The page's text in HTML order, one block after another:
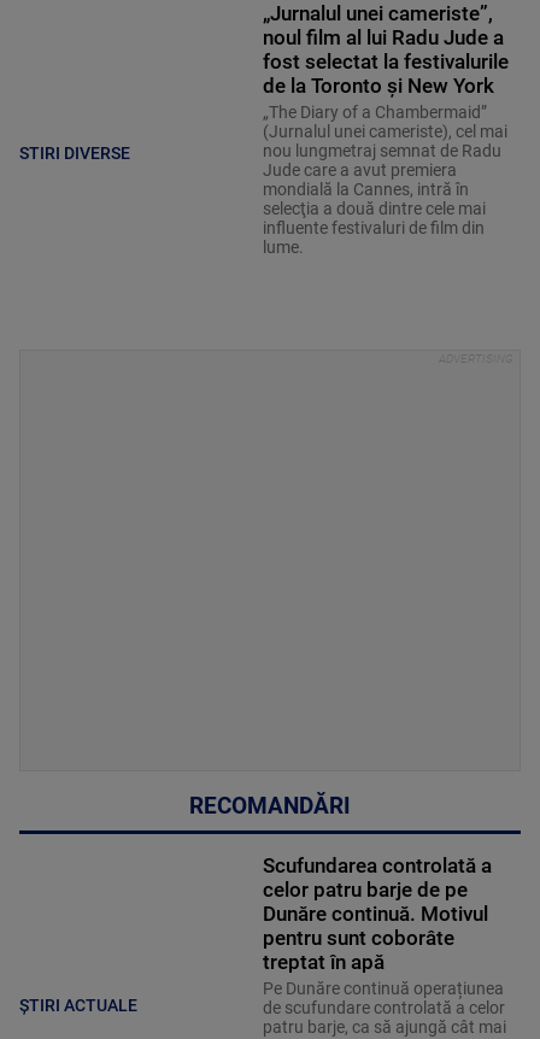
STIRI DIVERSE
„Jurnalul unei cameriste”,
noul film al lui Radu Jude a
fost selectat la festivalurile
de la Toronto și New York
„The Diary of a Chambermaid”
(Jurnalul unei cameriste), cel mai
nou lungmetraj semnat de Radu
Jude care a avut premiera
mondială la Cannes, intră în
selecţia a două dintre cele mai
influente festivaluri de film din
lume.
RECOMANDĂRI
ȘTIRI ACTUALE
Scufundarea controlată a
celor patru barje de pe
Dunăre continuă. Motivul
pentru sunt coborâte
treptat în apă
Pe Dunăre continuă operațiunea
de scufundare controlată a celor
patru barje, ca să ajungă cât mai